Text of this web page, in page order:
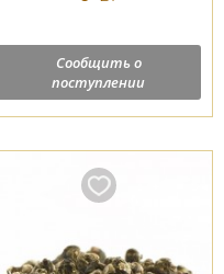
Сообщить о
поступлении